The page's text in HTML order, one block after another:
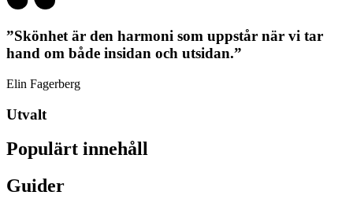
”Skönhet är den harmoni som uppstår när vi tar
hand om både insidan och utsidan.”
Elin Fagerberg
Utvalt
Populärt innehåll
Guider